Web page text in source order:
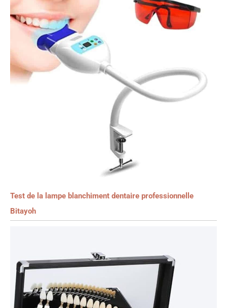
Test de la lampe blanchiment dentaire professionnelle
Bitayoh